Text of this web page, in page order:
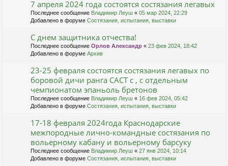
7 апреля 2024 года состоятся состязания легавых
Последнее сообщение Владимир Леуш « 05 мар 2024, 22:29
Добавлено в форуме Состязания, испытания, выставки
С днем защитника отчества!
Последнее сообщение Орлов Александр « 23 фев 2024, 18:42
Добавлено в форуме Архив
23-25 февраля состоятся состязания легавых по
боровой дичи ранга САСТ с , с отдельным
чемпионатом эпаньоль бретонов
Последнее сообщение Владимир Леуш « 16 фев 2024, 05:42
Добавлено в форуме Состязания, испытания, выставки
17-18 февраля 2024года Краснодарские
межпородные лично-командные состязания по
вольерному кабану и вольерному барсуку
Последнее сообщение Владимир Леуш « 27 янв 2024, 10:14
Добавлено в форуме Состязания, испытания, выставки